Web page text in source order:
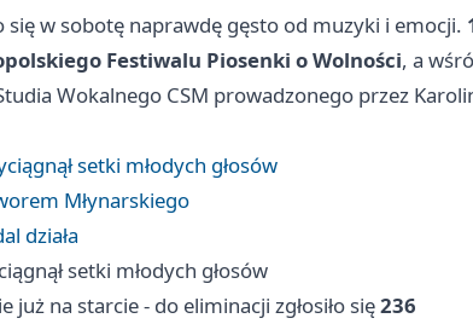
się w sobotę naprawdę gęsto od muzyki i emocji.
Festiwalu Piosenki o Wolności, a
Wokalnego CSM prowadzonego przez
setki młodych głosów
Młynarskiego
działa
setki młodych głosów
na starcie - do eliminacji zgłosiło się236